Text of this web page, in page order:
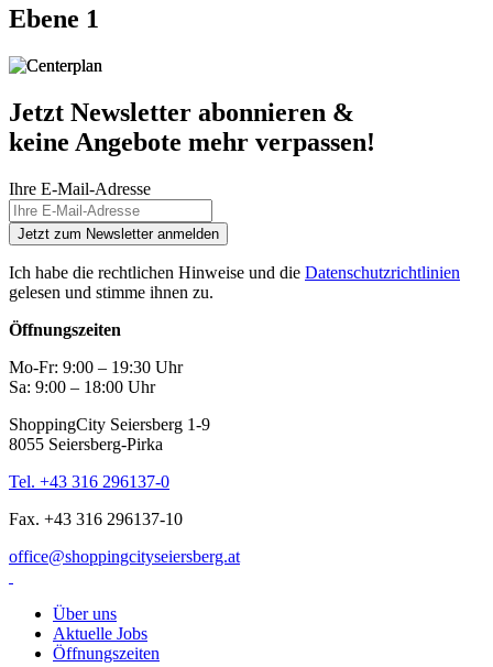
Ebene 1
Jetzt Newsletter abonnieren &
keine Angebote mehr verpassen!
Ihre E-Mail-Adresse
Jetzt zum Newsletter anmelden
Ich habe die rechtlichen Hinweise und die Datenschutzrichtlinien
gelesen und stimme ihnen zu.
Öffnungszeiten
Mo-Fr: 9:00 – 19:30 Uhr
Sa: 9:00 – 18:00 Uhr
ShoppingCity Seiersberg 1-9
8055 Seiersberg-Pirka
Tel. +43 316 296137-0
Fax. +43 316 296137-10
office@shoppingcityseiersberg.at
Über uns
Aktuelle Jobs
Öffnungszeiten